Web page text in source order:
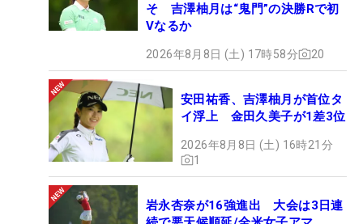
そ 吉澤柚月は“鬼門”の決勝Rで初
Vなるか
2026年8月8日 (土) 17時58分 20
安田祐香、吉澤柚月が首位タ
イ浮上 金田久美子が1差3位
2026年8月8日 (土) 16時21分
1
岩永杏奈が16強進出 大会は3日連